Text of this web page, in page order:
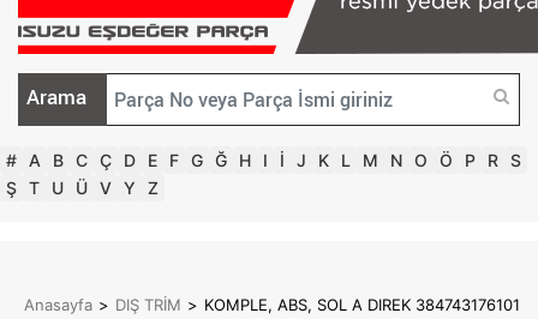
Arama
# A B C Ç D E F G Ğ H I İ J K L M N O Ö P R S
Ş T U Ü V Y Z
Anasayfa > DIŞ TRİM > KOMPLE, ABS, SOL A DIREK 384743176101